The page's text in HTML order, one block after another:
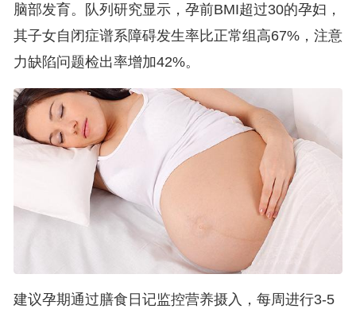
脑部发育。队列研究显示，孕前BMI超过30的孕妇，
其子女自闭症谱系障碍发生率比正常组高67%，注意
力缺陷问题检出率增加42%。
建议孕期通过膳食日记监控营养摄入，每周进行3-5